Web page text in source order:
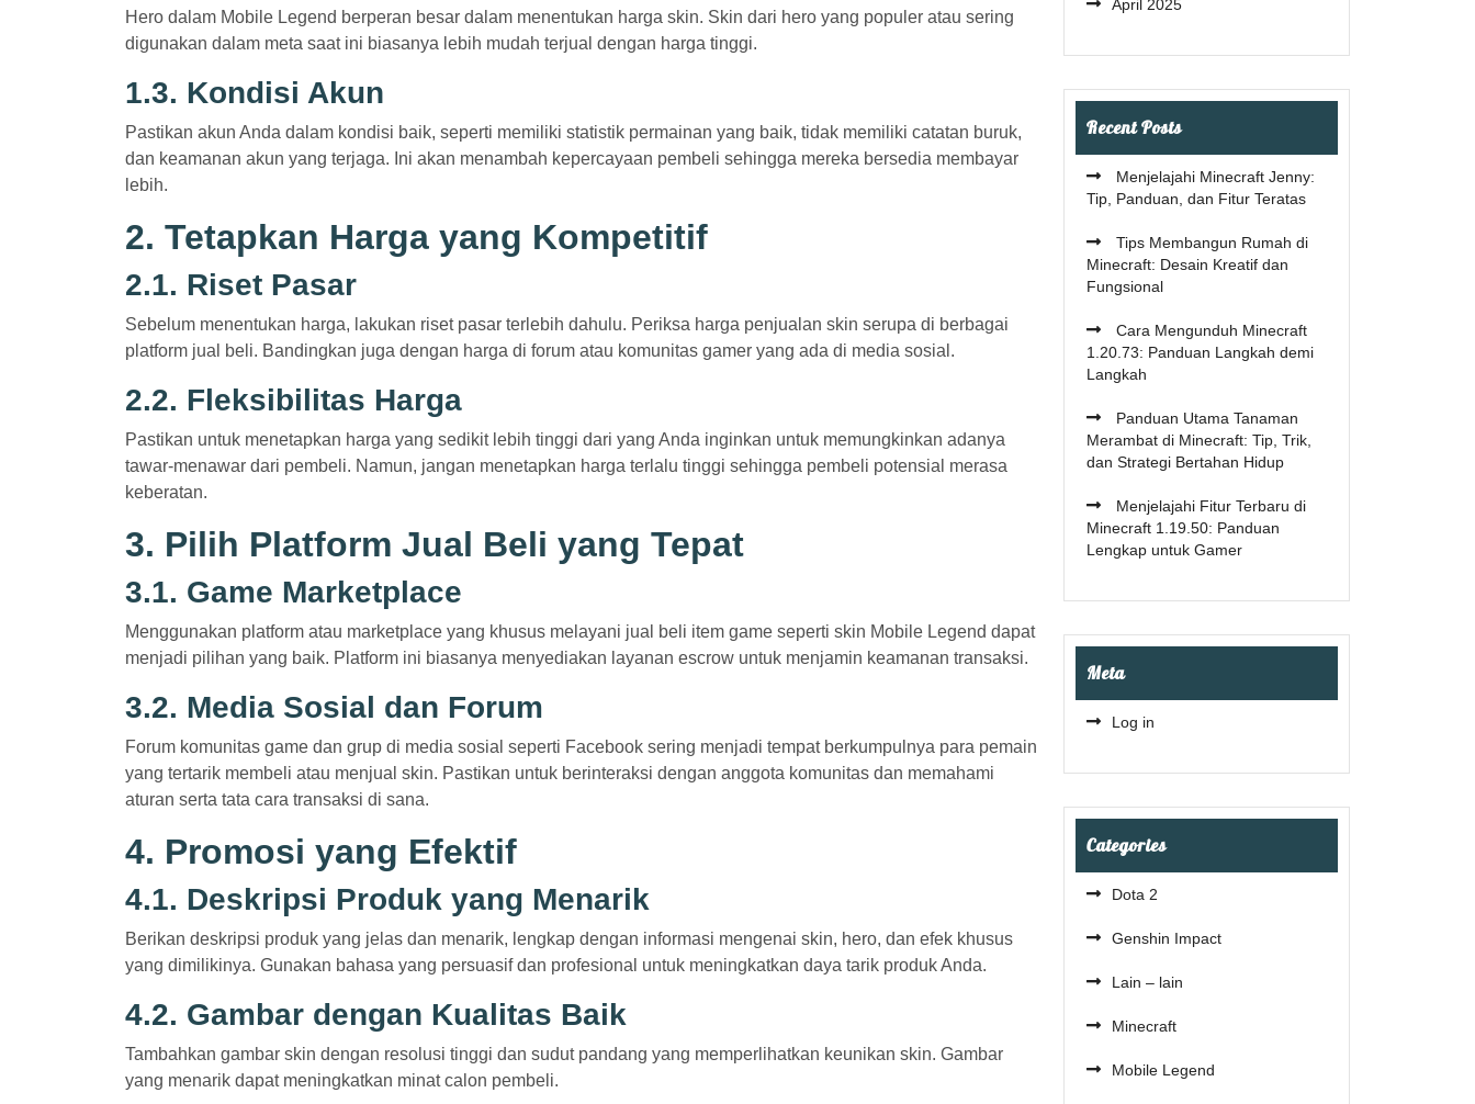
Hero dalam Mobile Legend berperan besar dalam menentukan harga skin. Skin dari hero yang populer atau sering
digunakan dalam meta saat ini biasanya lebih mudah terjual dengan harga tinggi.
1.3. Kondisi Akun
Pastikan akun Anda dalam kondisi baik, seperti memiliki statistik permainan yang baik, tidak memiliki catatan buruk,
dan keamanan akun yang terjaga. Ini akan menambah kepercayaan pembeli sehingga mereka bersedia membayar
lebih.
2. Tetapkan Harga yang Kompetitif
2.1. Riset Pasar
Sebelum menentukan harga, lakukan riset pasar terlebih dahulu. Periksa harga penjualan skin serupa di berbagai
platform jual beli. Bandingkan juga dengan harga di forum atau komunitas gamer yang ada di media sosial.
2.2. Fleksibilitas Harga
Pastikan untuk menetapkan harga yang sedikit lebih tinggi dari yang Anda inginkan untuk memungkinkan adanya
tawar-menawar dari pembeli. Namun, jangan menetapkan harga terlalu tinggi sehingga pembeli potensial merasa
keberatan.
3. Pilih Platform Jual Beli yang Tepat
3.1. Game Marketplace
Menggunakan platform atau marketplace yang khusus melayani jual beli item game seperti skin Mobile Legend dapat
menjadi pilihan yang baik. Platform ini biasanya menyediakan layanan escrow untuk menjamin keamanan transaksi.
3.2. Media Sosial dan Forum
Forum komunitas game dan grup di media sosial seperti Facebook sering menjadi tempat berkumpulnya para pemain
yang tertarik membeli atau menjual skin. Pastikan untuk berinteraksi dengan anggota komunitas dan memahami
aturan serta tata cara transaksi di sana.
4. Promosi yang Efektif
4.1. Deskripsi Produk yang Menarik
Berikan deskripsi produk yang jelas dan menarik, lengkap dengan informasi mengenai skin, hero, dan efek khusus
yang dimilikinya. Gunakan bahasa yang persuasif dan profesional untuk meningkatkan daya tarik produk Anda.
4.2. Gambar dengan Kualitas Baik
Tambahkan gambar skin dengan resolusi tinggi dan sudut pandang yang memperlihatkan keunikan skin. Gambar
yang menarik dapat meningkatkan minat calon pembeli.
April 2025
Recent Posts
Menjelajahi Minecraft Jenny:
Tip, Panduan, dan Fitur Teratas
Tips Membangun Rumah di
Minecraft: Desain Kreatif dan
Fungsional
Cara Mengunduh Minecraft
1.20.73: Panduan Langkah demi
Langkah
Panduan Utama Tanaman
Merambat di Minecraft: Tip, Trik,
dan Strategi Bertahan Hidup
Menjelajahi Fitur Terbaru di
Minecraft 1.19.50: Panduan
Lengkap untuk Gamer
Meta
Log in
Categories
Dota 2
Genshin Impact
Lain – lain
Minecraft
Mobile Legend